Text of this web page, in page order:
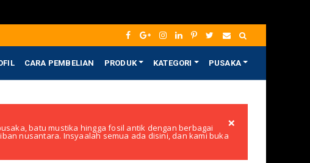
CARA PEMBELIAN PRODUK KATEGORI PUSAKA
×
batu mustika hingga fosil antik dengan berbagai
nusantara. Insyaalah semua ada disini, dan kami buka